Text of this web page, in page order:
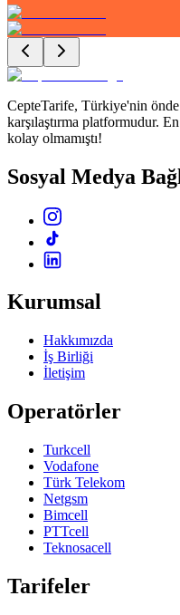
CepteTarife, Türkiye'nin
karşılaştırma platformudur.
kolay olmamıştı!
Sosyal Medya
Kurumsal
Hakkımızda
İş Birliği
İletişim
Operatörler
Turkcell
Vodafone
Türk Telekom
Netgsm
Bimcell
PTTcell
Teknosacell
Tarifeler